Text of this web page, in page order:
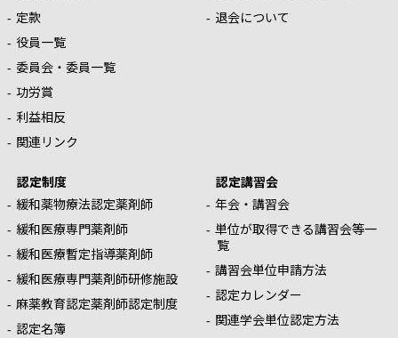
定款
役員一覧
委員会・委員一覧
功労賞
利益相反
関連リンク
退会について
認定制度
緩和薬物療法認定薬剤師
緩和医療専門薬剤師
緩和医療暫定指導薬剤師
緩和医療専門薬剤師研修施設
麻薬教育認定薬剤師認定制度
認定名簿
認定講習会
年会・講習会
単位が取得できる講習会等一
覧
講習会単位申請方法
認定カレンダー
関連学会単位認定方法